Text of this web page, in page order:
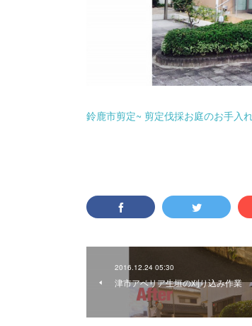
鈴鹿市剪定~ 剪定伐採お庭のお手入
2016.12.24 05:30
津市アベリア生垣の刈り込み作業